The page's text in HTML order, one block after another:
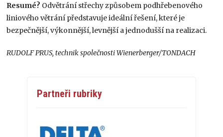
Resumé? Odvětrání střechy způsobem podhřebenového
liniového větrání představuje ideální řešení, které je
bezpečnější, výkonnější, levnější a jednodušší na realizaci.
RUDOLF PRUS, technik společnosti Wienerberger/TONDACH
Partneři rubriky